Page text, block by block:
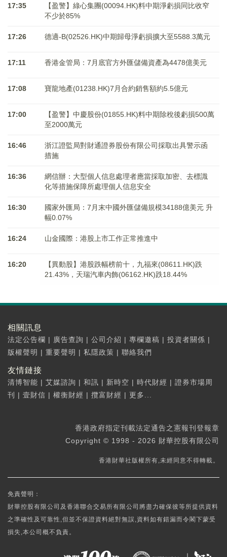
17:35
【盈警】綠心集團(00094.HK)料中期淨虧損同比收窄
不少於85%
17:26 德適-B(02526.HK)中期歸母淨虧損擴大至5588.3萬元
17:11 香港金管局：7月底官方外匯儲備資產為4478億美元
17:08 寶龍地產(01238.HK)7月合約銷售額約5.5億元
17:00
【盈警】中慶股份(01855.HK)料中期除稅後虧損500萬
至2000萬元
16:46
浙江證監局對財通證券股份有限公司採取出具警示函
措施
16:36
網信辦：大型個人信息處理者應當採取加密、去標識
化等措施保障所處理個人信息安全
16:30
國家外匯局：7月末中國外匯儲備規模34188億美元 升
幅0.07%
16:24 山金國際：港股上市工作正常推進中
16:20
【異動股】港股跌幅榜前十，九福來(08611.HK)跌
21.43%，天瑞汽車内飾(06162.HK)跌18.44%
相關訊息
法定公告欄 | 廣告查詢 | 公司介紹 | 專欄邀稿 | 投資者關係 |
版權聲明 | 重要聲明 | 私隱政策 | 聯絡我們
友情鏈接
清博智能 | 艾媒諮詢 | 和訊 | 新時空 | 時代財經 | 證券市場周
刊
| 壹財信 | 權衡財經 | 攬富財經 | 更多...
香港政府指定刊載法定通告之憲報刊登報章
Copyright © 1998 - 2026 財華控股有限公司
香港財華社版權所有,未經同意不得轉載。
免責聲明：
財華控股有限公司及香港聯合交易所有限公司將盡力確保彼等所提供資料
之準確性及可靠性,但並不保證資料絕對無誤,資料如有錯漏而令閣下蒙受
損失,本公司概不負責。